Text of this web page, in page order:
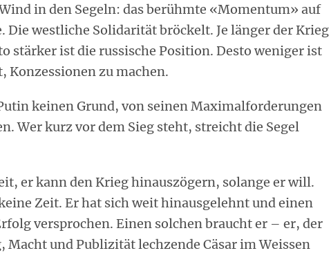
in den Segeln: das berühmte «Momentum» auf
Die westliche Solidarität bröckelt. Je länger der Krieg
stärker ist die russische Position. Desto weniger ist
Konzessionen zu machen.
keinen Grund, von seinen Maximalforderungen
Wer kurz vor dem Sieg steht, streicht die Segel
er kann den Krieg hinauszögern, solange er will.
Zeit. Er hat sich weit hinausgelehnt und einen
versprochen. Einen solchen braucht er – er, der
Macht und Publizität lechzende Cäsar im Weissen